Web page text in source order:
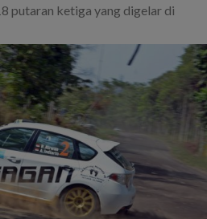
putaran ketiga yang digelar di